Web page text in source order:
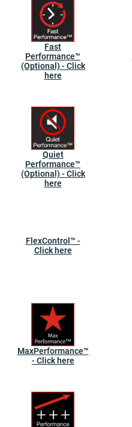
Fast
Performance™
(Optional) - Click
here
Quiet
Performance™
(Optional) - Click
here
FlexControl™ -
Click here
MaxPerformance™
- Click here